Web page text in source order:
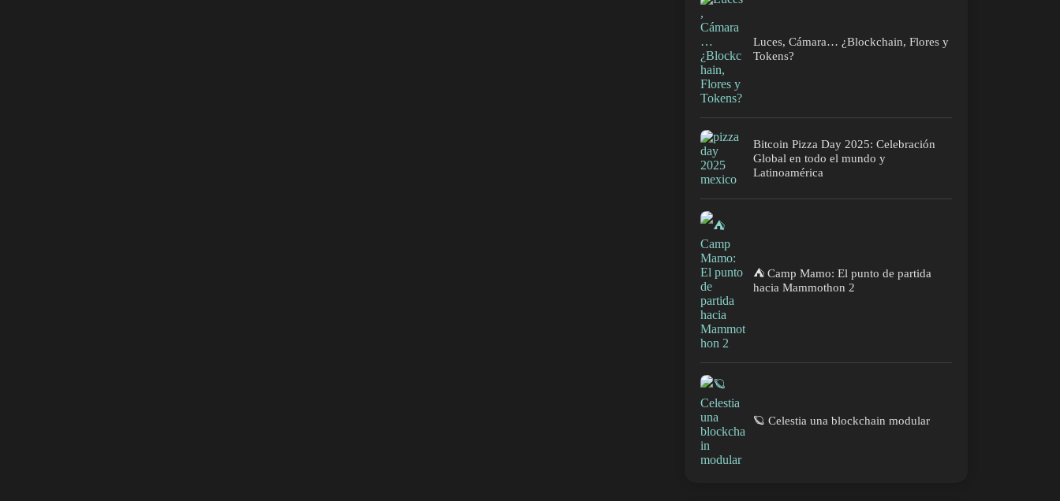
Luces, Cámara… ¿Blockchain, Flores y
Tokens?
Bitcoin Pizza Day 2025: Celebración
Global en todo el mundo y
Latinoamérica
⛺ Camp Mamo: El punto de partida
hacia Mammothon 2
🪐 Celestia una blockchain modular